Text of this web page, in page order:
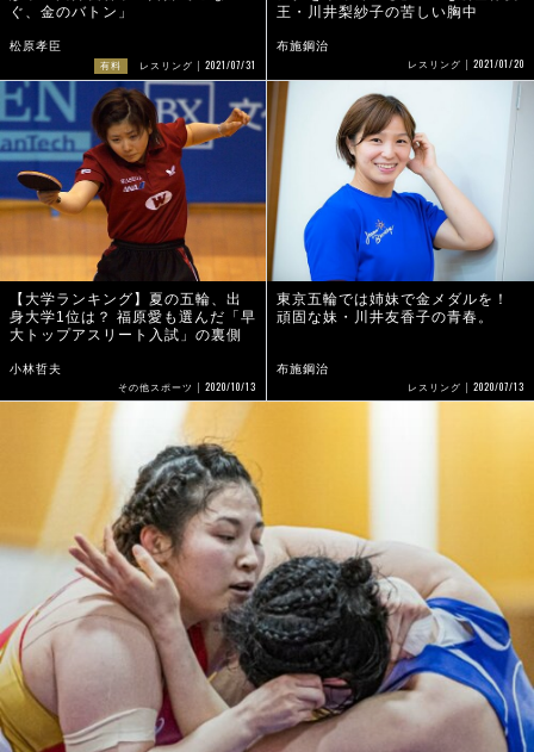
ぐ、金のバトン」
松原孝臣
有料 レスリング 2021/07/31
王・川井梨紗子の苦しい胸中
布施鋼治
レスリング 2021/01/20
【大学ランキング】夏の五輪、出
身大学1位は？ 福原愛も選んだ「早
大トップアスリート入試」の裏側
小林哲夫
その他スポーツ 2020/10/13
東京五輪では姉妹で金メダルを！
頑固な妹・川井友香子の青春。
布施鋼治
レスリング 2020/07/13